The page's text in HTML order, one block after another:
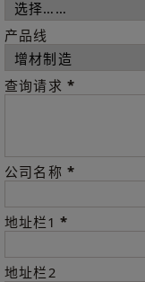
产品线
查询请求 *
公司名称 *
地址栏1 *
地址栏2